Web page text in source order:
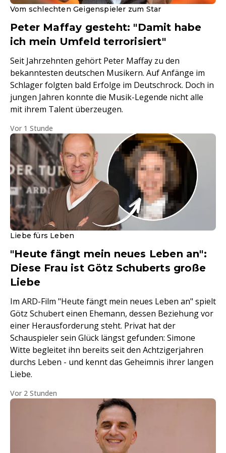
Vom schlechten Geigenspieler zum Star
Peter Maffay gesteht: "Damit habe
ich mein Umfeld terrorisiert"
Seit Jahrzehnten gehört Peter Maffay zu den
bekanntesten deutschen Musikern. Auf Anfänge im
Schlager folgten bald Erfolge im Deutschrock. Doch in
jungen Jahren konnte die Musik-Legende nicht alle
mit ihrem Talent überzeugen.
Vor 1 Stunde
Liebe fürs Leben
"Heute fängt mein neues Leben an":
Diese Frau ist Götz Schuberts große
Liebe
Im ARD-Film "Heute fängt mein neues Leben an" spielt
Götz Schubert einen Ehemann, dessen Beziehung vor
einer Herausforderung steht. Privat hat der
Schauspieler sein Glück längst gefunden: Simone
Witte begleitet ihn bereits seit den Achtzigerjahren
durchs Leben - und kennt das Geheimnis ihrer langen
Liebe.
Vor 2 Stunden